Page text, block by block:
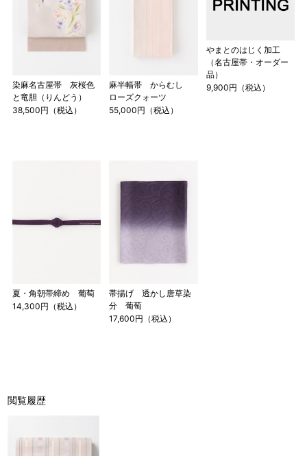
染麻名古屋帯 灰桜色
と竜胆（りんどう）
38,500円（税込）
麻半幅帯 からむし
ローズクォーツ
55,000円（税込）
やまとのはじく加工
（名古屋帯・オーダー
品）
9,900円（税込）
夏・角朝帯締め 葡萄
14,300円（税込）
帯揚げ 透かし唐草染
分 葡萄
17,600円（税込）
閲覧履歴